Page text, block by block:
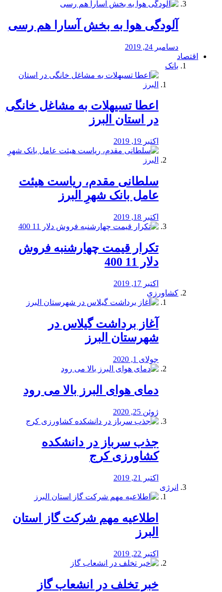
آلودگی هوا به بخش آسارا هم رسی
دسامبر 24, 2019
اقتصاد
بانک
️اعطا تسیهلات به مشاغل خانگی
در استان البرز
اکتبر 19, 2019
سلطانی مقدم، ریاست هیئت
عامل بانک شهرِ البرز
اکتبر 18, 2019
تکرار قیمت چهارشنبه فروش
دلار 11 400
اکتبر 17, 2019
کشاورزی
آغاز برداشت گیلاس در
شهرستان البرز
جولای 1, 2020
دمای هوای البرز بالا می رود
ژوئن 25, 2020
جذب سرباز در دانشکده
کشاورزی کرج
اکتبر 21, 2019
انرژی
️اطلاعیه مهم شرکت گاز استان
البرز
اکتبر 22, 2019
خبر تخلف در انشعاب گاز